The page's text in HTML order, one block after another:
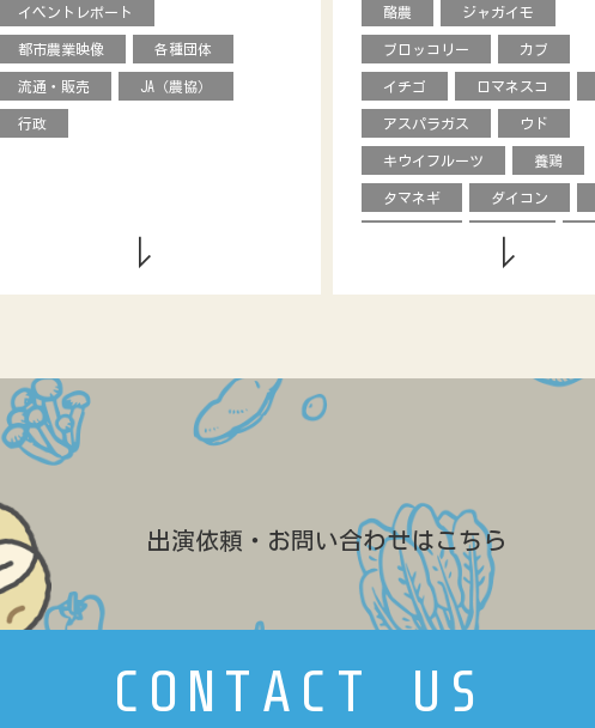
イベントレポート
都市農業映像 各種団体
流通・販売 JA（農協）
行政
酪農 ジャガイモ
ブロッコリー カブ
イチゴ ロマネスコ
アスパラガス ウド
キウイフルーツ 養鶏
タマネギ ダイコン
オクラ
レタス
オリ
ソラマメ 水菜
のらぼう菜
カリフローレ
ヒョウタン
出演依頼・お問い合わせはこちら
CONTACT US